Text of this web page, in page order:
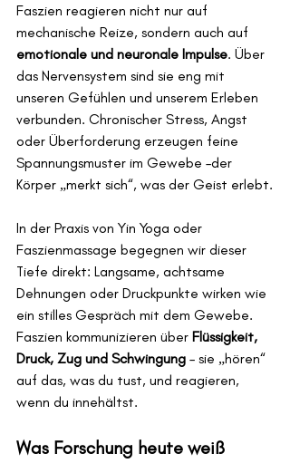
Faszien reagieren nicht nur auf
mechanische Reize, sondern auch auf
emotionale und neuronale Impulse. Über
das Nervensystem sind sie eng mit
unseren Gefühlen und unserem Erleben
verbunden. Chronischer Stress, Angst
oder Überforderung erzeugen feine
Spannungsmuster im Gewebe –der
Körper „merkt sich“, was der Geist erlebt.
In der Praxis von Yin Yoga oder
Faszienmassage begegnen wir dieser
Tiefe direkt: Langsame, achtsame
Dehnungen oder Druckpunkte wirken wie
ein stilles Gespräch mit dem Gewebe.
Faszien kommunizieren über Flüssigkeit,
Druck, Zug und Schwingung – sie „hören“
auf das, was du tust, und reagieren,
wenn du innehältst.
Was Forschung heute weiß